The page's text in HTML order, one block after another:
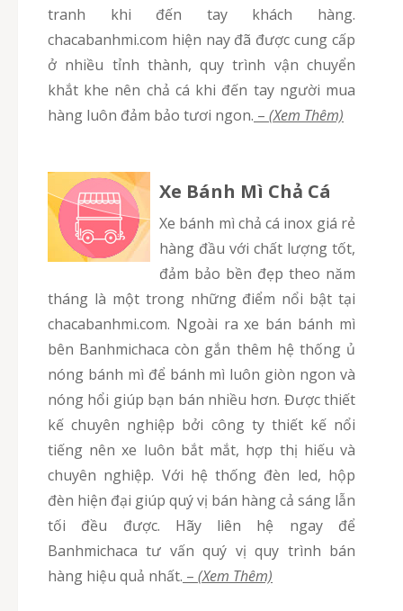
tranh khi đến tay khách hàng.
chacabanhmi.com hiện nay đã được cung cấp
ở nhiều tỉnh thành, quy trình vận chuyển
khắt khe nên chả cá khi đến tay người mua
hàng luôn đảm bảo tươi ngon. – (Xem Thêm)
Xe Bánh Mì Chả Cá
Xe bánh mì chả cá inox giá rẻ
hàng đầu với chất lượng tốt,
đảm bảo bền đẹp theo năm
tháng là một trong những điểm nổi bật tại
chacabanhmi.com. Ngoài ra xe bán bánh mì
bên Banhmichaca còn gắn thêm hệ thống ủ
nóng bánh mì để bánh mì luôn giòn ngon và
nóng hổi giúp bạn bán nhiều hơn. Được thiết
kế chuyên nghiệp bởi công ty thiết kế nổi
tiếng nên xe luôn bắt mắt, hợp thị hiếu và
chuyên nghiệp. Với hệ thống đèn led, hộp
đèn hiện đại giúp quý vị bán hàng cả sáng lẫn
tối đều được. Hãy liên hệ ngay để
Banhmichaca tư vấn quý vị quy trình bán
hàng hiệu quả nhất. – (Xem Thêm)